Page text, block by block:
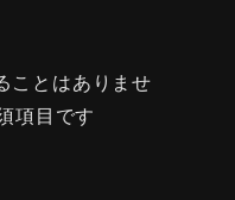
ことはありませ
項目です